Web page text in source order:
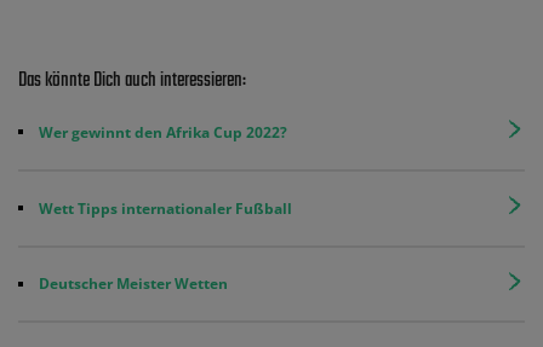
Das könnte Dich auch interessieren:
Wer gewinnt den Afrika Cup 2022?
Wett Tipps internationaler Fußball
Deutscher Meister Wetten